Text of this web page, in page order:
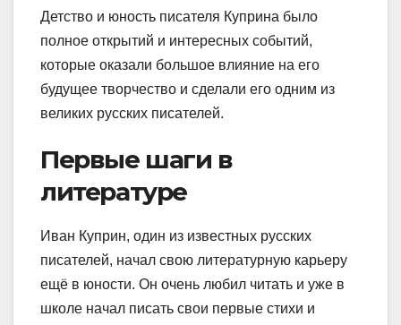
Детство и юность писателя Куприна было
полное открытий и интересных событий,
которые оказали большое влияние на его
будущее творчество и сделали его одним из
великих русских писателей.
Первые шаги в
литературе
Иван Куприн, один из известных русских
писателей, начал свою литературную карьеру
ещё в юности. Он очень любил читать и уже в
школе начал писать свои первые стихи и